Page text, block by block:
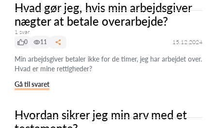
Hvad gør jeg, hvis min arbejdsgiver
nægter at betale overarbejde?
1 svar
0
11 15.12.2024
Min arbejdsgiver betaler ikke for de timer, jeg har arbejdet over.
Hvad er mine rettigheder?
Gå til svaret
Hvordan sikrer jeg min arv med et